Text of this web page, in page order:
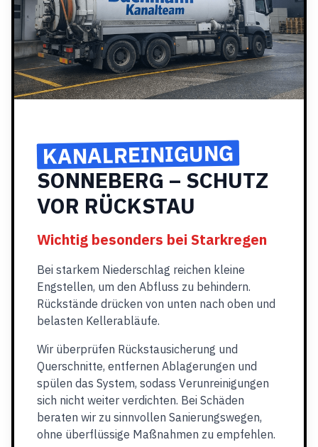
KANALREINIGUNG
SONNEBERG – SCHUTZ
VOR RÜCKSTAU
Wichtig besonders bei Starkregen
Bei starkem Niederschlag reichen kleine
Engstellen, um den Abfluss zu behindern.
Rückstände drücken von unten nach oben und
belasten Kellerabläufe.
Wir überprüfen Rückstausicherung und
Querschnitte, entfernen Ablagerungen und
spülen das System, sodass Verunreinigungen
sich nicht weiter verdichten. Bei Schäden
beraten wir zu sinnvollen Sanierungswegen,
ohne überflüssige Maßnahmen zu empfehlen.